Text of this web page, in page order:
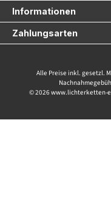
Informationen
Zahlungsarten
Alle Preise inkl. gesetzl.
© 2026 www.lichterketten-